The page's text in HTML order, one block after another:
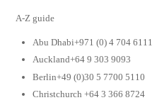
A-Z guide
Abu Dhabi+971 (0) 4 704 6111
Auckland+64 9 303 9093
Berlin+49 (0)30 5 7700 5110
Christchurch +64 3 366 8724